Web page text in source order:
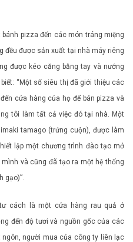
pizza đến các món tráng miệng
đều được sản xuất tại nhà máy riêng
được kéo căng bằng tay và nướng
“Một số siêu thị đã giới thiệu các
cửa hàng của họ để bán pizza và
tôi làm tất cả việc đó tại nhà. Một
tamago (trứng cuộn), được làm
lập một chương trình đào tạo mở
và cũng đã tạo ra một hệ thống
gạo)”.
cách là một cửa hàng rau quả ở
đến độ tươi và nguồn gốc của các
người mua của công ty liên lạc